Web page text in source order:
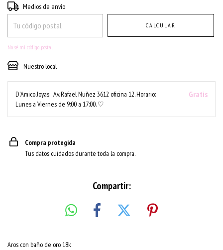
Entregas para el CP:
Medios de envío
CALCULAR
No sé mi código postal
Nuestro local
D'Amico Joyas Av. Rafael Nuñez 3612 oficina 12. Horario:
Lunes a Viernes de 9:00 a 17:00. ♡
Gratis
Compra protegida
Tus datos cuidados durante toda la compra.
Compartir:
Aros con baño de oro 18k